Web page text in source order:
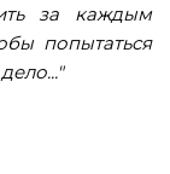
за каждым
попытаться